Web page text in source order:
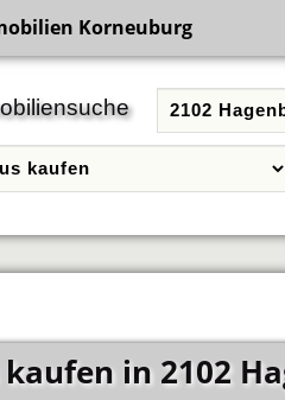
Korneuburg
in 2102